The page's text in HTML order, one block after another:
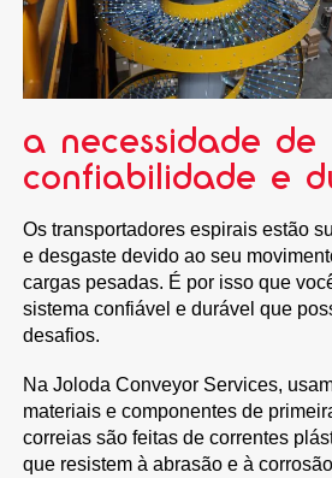
a necessidade de
confiabilidade e
Os transportadores espirais estão
e desgaste devido ao seu
cargas pesadas. É por isso que
sistema confiável e durável que
desafios.
Na Joloda Conveyor Services,
materiais e componentes de
correias são feitas de correntes
que resistem à abrasão e à